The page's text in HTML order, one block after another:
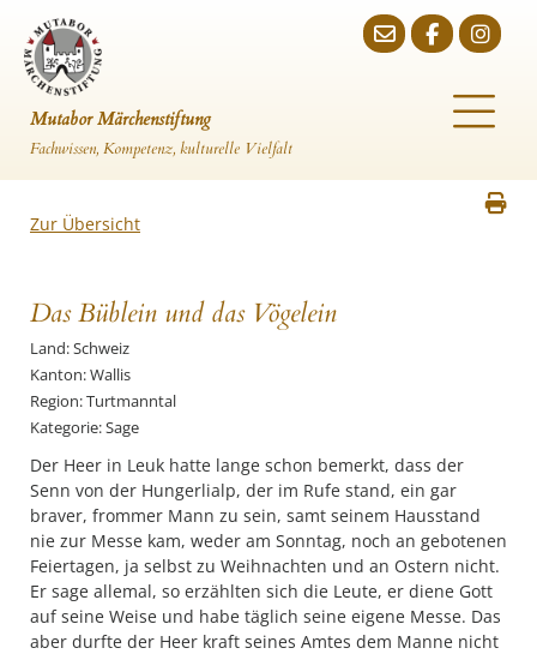
Mutabor Märchenstiftung
Fachwissen, Kompetenz, kulturelle Vielfalt
Zur Übersicht
Das Büblein und das Vögelein
Land: Schweiz
Kanton: Wallis
Region: Turtmanntal
Kategorie: Sage
Der Heer in Leuk hatte lange schon bemerkt, dass der
Senn von der Hungerlialp, der im Rufe stand, ein gar
braver, frommer Mann zu sein, samt seinem Hausstand
nie zur Messe kam, weder am Sonntag, noch an gebotenen
Feiertagen, ja selbst zu Weihnachten und an Ostern nicht.
Er sage allemal, so erzählten sich die Leute, er diene Gott
auf seine Weise und habe täglich seine eigene Messe. Das
aber durfte der Heer kraft seines Amtes dem Manne nicht